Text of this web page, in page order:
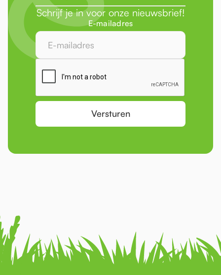
Schrijf je in voor onze nieuwsbrief!
E-mailadres